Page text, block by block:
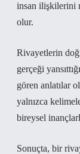
insan ilişkilerini
olur.
Rivayetlerin
gerçeği
gören anlatılar
yalnızca
bireysel
Sonuçta, bir